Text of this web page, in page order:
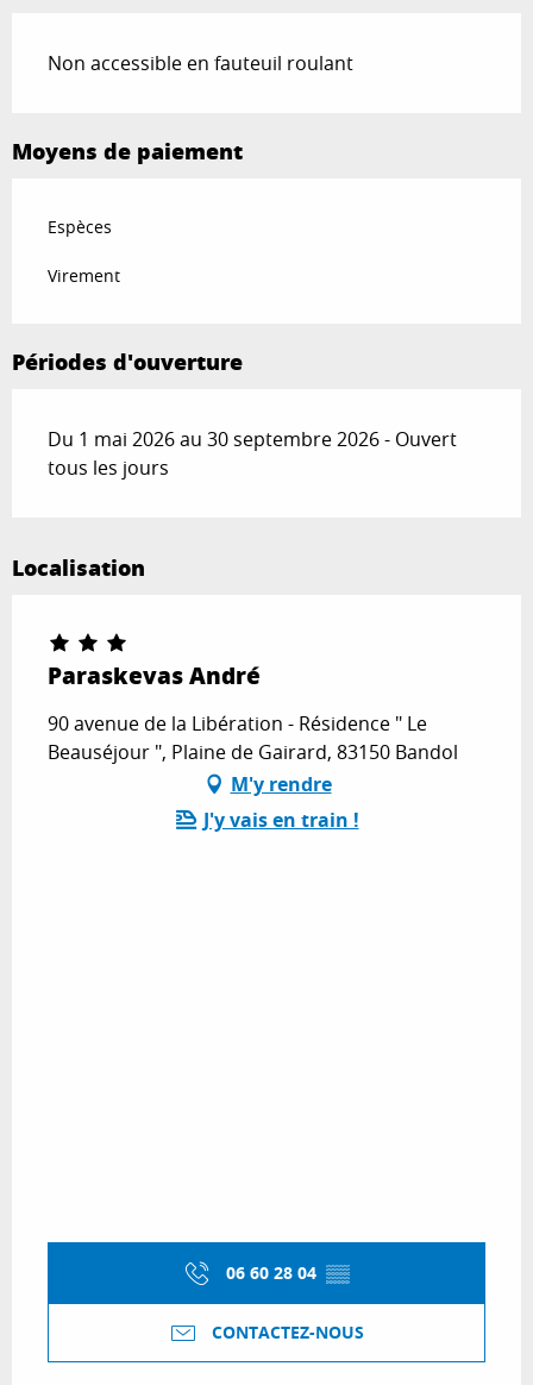
Non accessible en fauteuil roulant
Moyens de paiement
Espèces
Virement
Périodes d'ouverture
Du 1 mai 2026 au 30 septembre 2026 - Ouvert
tous les jours
Localisation
Paraskevas André
90 avenue de la Libération - Résidence " Le
Beauséjour ", Plaine de Gairard, 83150 Bandol
M'y rendre
J'y vais en train !
06 60 28 04 ▒▒
CONTACTEZ-NOUS